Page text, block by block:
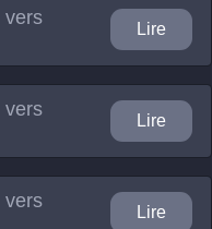
vers
Lire
vers
Lire
vers
Lire